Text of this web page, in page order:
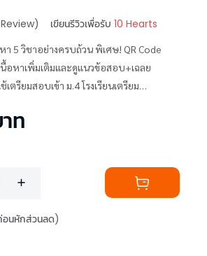
Review) เขียนรีวิวเพื่อรับ 10 Hearts
5 วิชาอย่างครบถ้วน พิเศษ! QR Code
อหาเพิ่มเติมและดูแนวข้อสอบ+เฉลย
เตรียมสอบเข้า ม.4 โรงเรียนเตรียม
ท
นหักส่วนลด)